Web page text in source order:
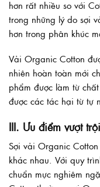
hơn rất nhiều so với
trong những lý do sợi
hơn trong phân khúc
Vải Organic Cotton
nhiên hoàn toàn mới
phẩm được làm từ
được các tác hại từ tự
III. Ưu điểm vượt
Sợi vải Organic
khác nhau. Với quy
chuẩn mực nghiêm